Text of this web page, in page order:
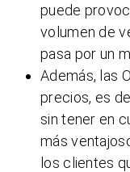
puede
volumen de
pasa por un
Además, las
precios, es
sin tener en
más
los clientes